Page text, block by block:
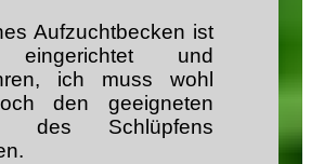
Aufzuchtbecken ist
eingerichtet und
ich muss wohl
den geeigneten
des Schlüpfens